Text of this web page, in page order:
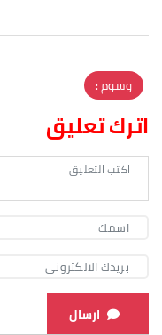
وسوم :
اترك تعليق
ارسال